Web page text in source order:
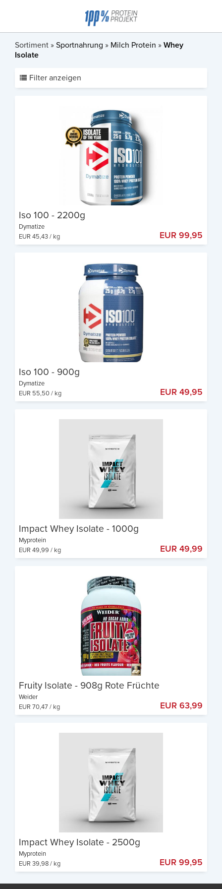
Sortiment »Sportnahrung » Milch Protein »Whey
Isolate
Filter anzeigen
Iso 100 - 2200g
Dymatize
EUR 45,43 / kg
EUR 99,95
Nur 116 kcal pro Portion - fortschrittlichste Formel
Isolate of the Year 2013-2017
Iso 100 - 900g
Dymatize
EUR 55,50 / kg
EUR 49,95
Nur 116 kcal pro Portion - fortschrittlichste Formel
Isolate of the Year 2013-2017
Impact Whey Isolate - 1000g
Myprotein
EUR 49,99 / kg
EUR 49,99
Keine Kohlenhydrate
Nur 1g Fett auf 100g Pulver
Fruity Isolate - 908g Rote Früchte
Weider
EUR 70,47 / kg
EUR 63,99
Hochwertiges Isolat
Impact Whey Isolate - 2500g
Myprotein
EUR 39,98 / kg
EUR 99,95
Proteingehalt: 82%